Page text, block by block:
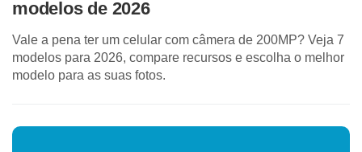
modelos de 2026
Vale a pena ter um celular com câmera de 200MP? Veja 7
modelos para 2026, compare recursos e escolha o melhor
modelo para as suas fotos.